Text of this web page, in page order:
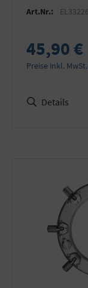
Art.Nr.: EL33226
45,90 €
Preise inkl.
Details